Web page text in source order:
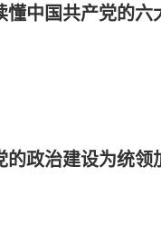
懂中国共产党的六
的政治建设为统领